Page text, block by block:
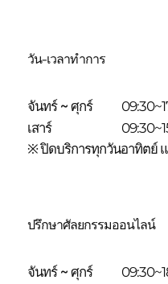
วัน-เวลาทำการ
จันทร์ ~ ศุกร์
เสาร์
※ ปิดบริการทุกวันอาทิตย์
ปรึกษาศัลยกรรมออนไลน์
จันทร์ ~ ศุกร์